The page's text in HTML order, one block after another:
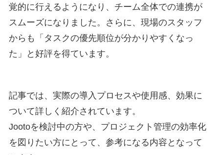
覚的に行えるようになり、チーム全体での連携が
スムーズになりました。さらに、現場のスタッフ
からも「タスクの優先順位が分かりやすくなっ
た」と好評を得ています。
記事では、実際の導入プロセスや使用感、効果に
ついて詳しく紹介されています。
Jootoを検討中の方や、プロジェクト管理の効率化
を図りたい方にとって、参考になる内容となって